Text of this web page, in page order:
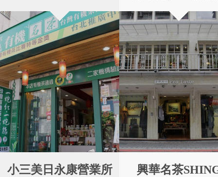
4G專案 大鼎餐飲事業群
廳，後來亦漸漸開設
風格獨具的咖啡館，
近大安森林公園，再
夜晚或假日往往吸引
小三美日永康營業所
興華名茶